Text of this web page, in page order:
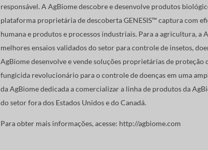
responsável. A AgBiome descobre e desenvolve produtos
plataforma proprietária de descoberta GENESIS™ captura com
humana e produtos e processos industriais. Para a agricultura, a
melhores ensaios validados do setor para controle de insetos,
AgBiome desenvolve e vende soluções proprietárias de
fungicida revolucionário para o controle de doenças em uma
da AgBiome dedicada a comercializar a linha de produtos da
do setor fora dos Estados Unidos e do Canadá.
Para obter mais informações, acesse: http://agbiome.com